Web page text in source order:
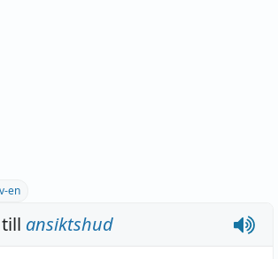
en
ansiktshud